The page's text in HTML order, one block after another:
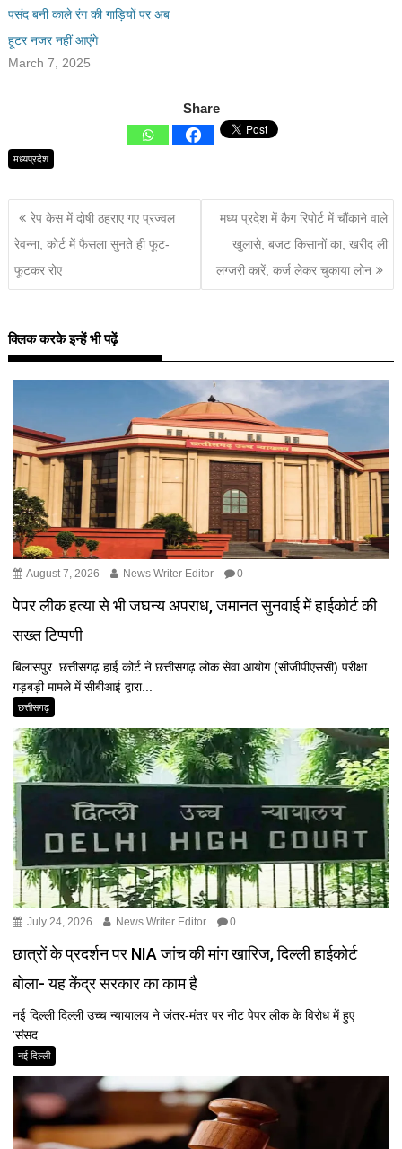
पसंद बनी काले रंग की गाड़ियों पर अब
हूटर नजर नहीं आएंगे
March 7, 2025
Share
मध्यप्रदेश
रेप केस में दोषी ठहराए गए प्रज्वल
रेवन्ना, कोर्ट में फैसला सुनते ही फूट-
फूटकर रोए
मध्य प्रदेश में कैग रिपोर्ट में चौंकाने वाले
खुलासे, बजट किसानों का, खरीद ली
लग्जरी कारें, कर्ज लेकर चुकाया लोन
क्लिक करके इन्हें भी पढ़ें
August 7, 2026 News Writer Editor 0
पेपर लीक हत्या से भी जघन्य अपराध, जमानत सुनवाई में हाईकोर्ट की
सख्त टिप्पणी
बिलासपुर छत्तीसगढ़ हाई कोर्ट ने छत्तीसगढ़ लोक सेवा आयोग (सीजीपीएससी) परीक्षा
गड़बड़ी मामले में सीबीआई द्वारा...
छत्तीसगढ़
July 24, 2026 News Writer Editor 0
छात्रों के प्रदर्शन पर NIA जांच की मांग खारिज, दिल्ली हाईकोर्ट
बोला- यह केंद्र सरकार का काम है
नई दिल्ली दिल्ली उच्च न्यायालय ने जंतर-मंतर पर नीट पेपर लीक के विरोध में हुए
'संसद...
नई दिल्ली